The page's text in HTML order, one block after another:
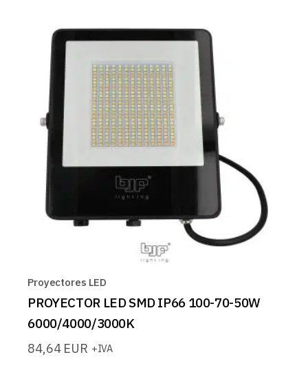
Proyectores LED
PROYECTOR LED SMD IP66 100-70-50W
6000/4000/3000K
84,64 EUR +IVA